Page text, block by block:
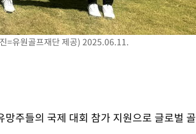
=유원골프재단 제공) 2025.06.11.
주들의 국제 대회 참가 지원으로 글로벌 골